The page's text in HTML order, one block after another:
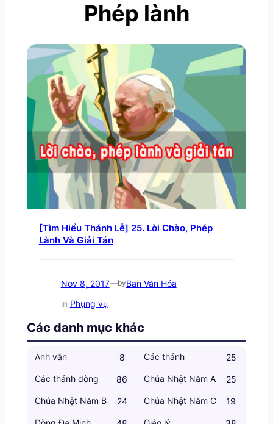
Phép lành
[Tìm Hiểu Thánh Lễ] 25. Lời Chào, Phép
Lành Và Giải Tán
Nov 8, 2017—byBan Văn Hóa
in Phụng vụ
Các danh mục khác
Anh văn 8 Các thánh 25
Các thánh dòng 86 Chúa Nhật Năm A 25
Chúa Nhật Năm B 24 Chúa Nhật Năm C 19